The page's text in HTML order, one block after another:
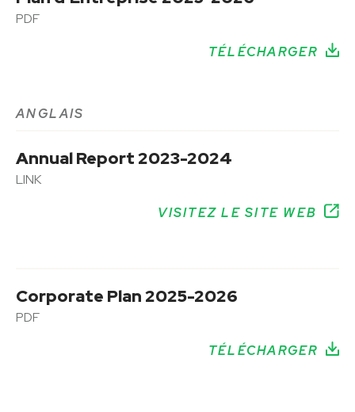
PDF
TÉLÉCHARGER
ANGLAIS
Annual Report 2023-2024
LINK
VISITEZ LE SITE WEB
Corporate Plan 2025-2026
PDF
TÉLÉCHARGER